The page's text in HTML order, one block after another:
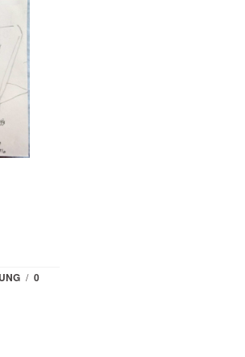
/ 0